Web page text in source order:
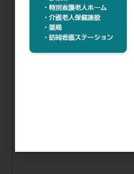
注文コード（メーカー品番）
011-028（TB-77C-66P）
税抜価格